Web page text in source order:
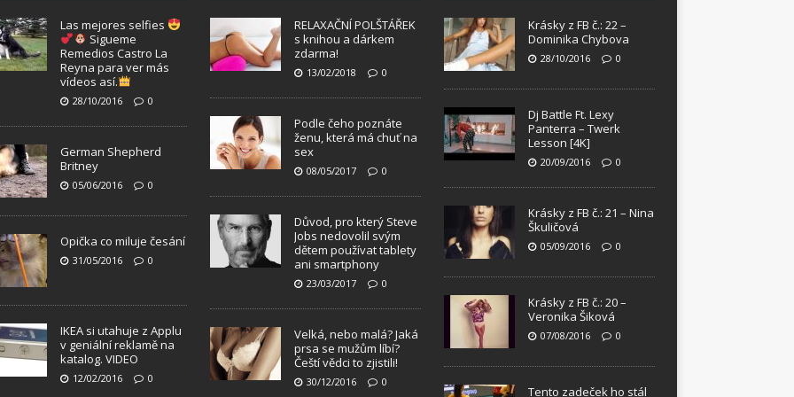
Las mejores selfies
Sigueme
Remedios Castro La
Reyna para ver más
vídeos así.
28/10/2016 0
German Shepherd
Britney
05/06/2016 0
Opička co miluje česání
31/05/2016 0
IKEA si utahuje z Applu
v geniální reklamě na
katalog. VIDEO
12/02/2016 0
RELAXAČNÍ POLŠTÁŘEK
s knihou a dárkem
zdarma!
13/02/2018 0
Podle čeho poznáte
ženu, která má chuť na
sex
08/05/2017 0
Důvod, pro který Steve
Jobs nedovolil svým
dětem používat tablety
ani smartphony
23/03/2017 0
Velká, nebo malá? Jaká
prsa se mužům líbí?
Čeští vědci to zjistili!
30/12/2016 0
Krásky z FB č.: 22 –
Dominika Chybova
28/10/2016 0
Dj Battle Ft. Lexy
Panterra – Twerk
Lesson [4K]
20/09/2016 0
Krásky z FB č.: 21 – Nina
Škuličová
05/09/2016 0
Krásky z FB č.: 20 –
Veronika Šiková
07/08/2016 0
Tento zadeček ho stál